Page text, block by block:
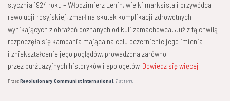
stycznia 1924 roku – Włodzimierz Lenin, wielki marksista i przywódca
rewolucji rosyjskiej, zmarł na skutek komplikacji zdrowotnych
wynikających z obrażeń doznanych od kuli zamachowca. Już z tą chwilą
rozpoczęła się kampania mająca na celu oczernienie jego imienia
i zniekształcenie jego poglądów, prowadzona zarówno
przez burżuazyjnych historyków i apologetów Dowiedz się więcej
PrzezRevolutionary Communist International,7 lattemu